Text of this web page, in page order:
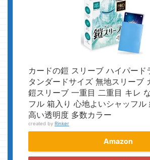
カードの鎧 スリーブ ハイパード
タンダードサイズ 無地スリーブ
鎧スリーブ 一重目 二重目 キレ
フル 箱入り 心地よいシャッフル
高い透明度 多数カラー
created by Rinker
Amazon